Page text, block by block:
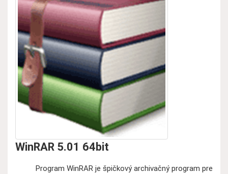
WinRAR 5.01 64bit
Program WinRAR je špičkový archivačný program pre